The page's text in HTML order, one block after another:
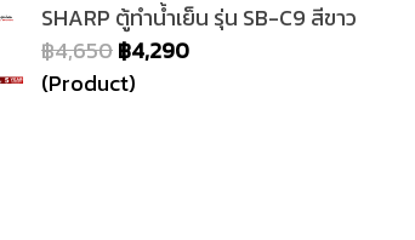
SHARP ตู้ทำน้ำเย็น รุ่น SB-C9 สีขาว
฿4,650฿4,290
(Product)